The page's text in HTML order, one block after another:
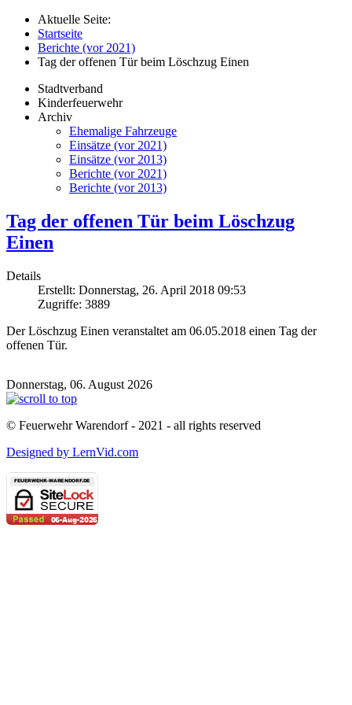
Aktuelle Seite:
Startseite
Berichte (vor 2021)
Tag der offenen Tür beim Löschzug Einen
Stadtverband
Kinderfeuerwehr
Archiv
Ehemalige Fahrzeuge
Einsätze (vor 2021)
Einsätze (vor 2013)
Berichte (vor 2021)
Berichte (vor 2013)
Tag der offenen Tür beim Löschzug
Einen
Details
Erstellt: Donnerstag, 26. April 2018 09:53
Zugriffe: 3889
Der Löschzug Einen veranstaltet am 06.05.2018 einen Tag der
offenen Tür.
Donnerstag, 06. August 2026
© Feuerwehr Warendorf - 2021 - all rights reserved
Designed by LernVid.com